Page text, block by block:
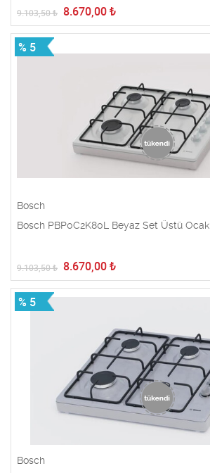
9.103,50₺ 8.670,00 ₺
% 5
Bosch
Bosch PBP0C2K80L Beyaz Set Üstü Ocak
9.103,50₺ 8.670,00 ₺
% 5
Bosch